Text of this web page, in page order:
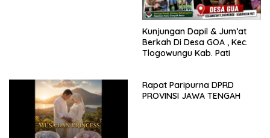
demi mewujudkan
pembangunan yang
berkelanjutan. Dirgahayu
Kabupaten Pati ke-703.
Salam sedulur Pati Selawase.
Facebook
Kunjungan Dapil & Jum’at
Berkah Di Desa GOA , Kec.
Tlogowungu Kab. Pati
Rapat Paripurna DPRD
PROVINSI JAWA TENGAH